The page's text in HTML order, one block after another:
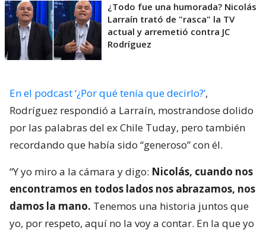
¿Todo fue una humorada? Nicolás
Larraín trató de "rasca" la TV
actual y arremetió contra JC
Rodríguez
En el podcast ‘¿Por qué tenía que decirlo?’,
Rodríguez respondió a Larraín, mostrandose dolido
por las palabras del ex Chile Tuday, pero también
recordando que había sido “generoso” con él.
“Y yo miro a la cámara y digo: Nicolás, cuando nos
encontramos en todos lados nos abrazamos, nos
damos la mano. Tenemos una historia juntos que
yo, por respeto, aquí no la voy a contar. En la que yo